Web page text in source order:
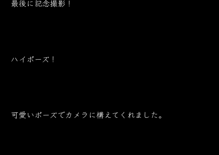
最後に記念撮影！
ハイポーズ！
可愛いポーズでカメラに構えてくれました。